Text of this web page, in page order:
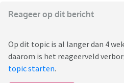
Reageer op dit bericht
Op dit topic is al langer dan 4
daarom is het reageerveld
topic starten.